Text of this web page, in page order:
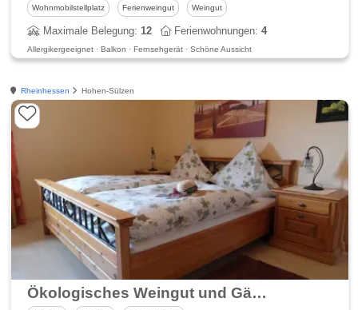
Wohnmobilstellplatz Ferienweingut Weingut
Maximale Belegung:12 Ferienwohnungen:4
Allergikergeeignet · Balkon · Fernsehgerät · Schöne Aussicht
Rheinhessen Hohen-Sülzen
Ökologisches Weingut und Gästehaus Blasius